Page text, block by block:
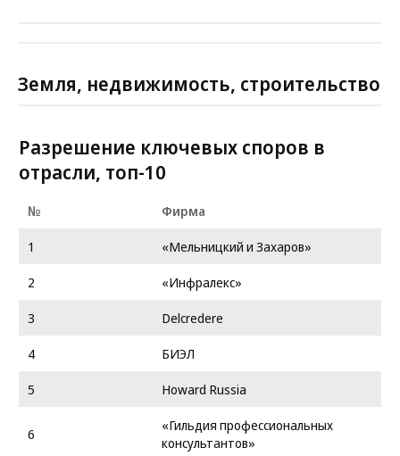
Земля, недвижимость, строительство
Разрешение ключевых споров в
отрасли, топ-10
№
Фирма
1
«Мельницкий и Захаров»
2
«Инфралекс»
3
Delcredere
4
БИЭЛ
5
Howard Russia
6
«Гильдия профессиональных
консультантов»